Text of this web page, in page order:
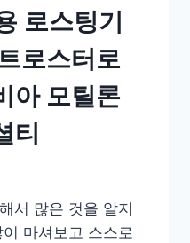
로스팅기
로스터로
아 모틸론
티
서 많은 것을 알지
마셔보고 스스로